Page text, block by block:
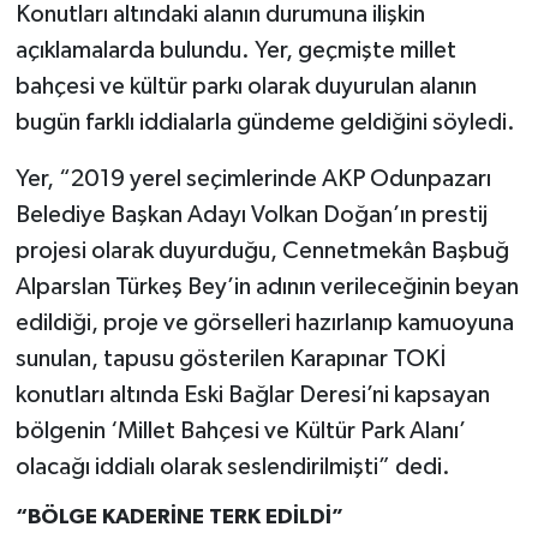
Konutları altındaki alanın durumuna ilişkin
açıklamalarda bulundu. Yer, geçmişte millet
bahçesi ve kültür parkı olarak duyurulan alanın
bugün farklı iddialarla gündeme geldiğini söyledi.
Yer, “2019 yerel seçimlerinde AKP Odunpazarı
Belediye Başkan Adayı Volkan Doğan’ın prestij
projesi olarak duyurduğu, Cennetmekân Başbuğ
Alparslan Türkeş Bey’in adının verileceğinin beyan
edildiği, proje ve görselleri hazırlanıp kamuoyuna
sunulan, tapusu gösterilen Karapınar TOKİ
konutları altında Eski Bağlar Deresi’ni kapsayan
bölgenin ‘Millet Bahçesi ve Kültür Park Alanı’
olacağı iddialı olarak seslendirilmişti” dedi.
“BÖLGE KADERİNE TERK EDİLDİ”